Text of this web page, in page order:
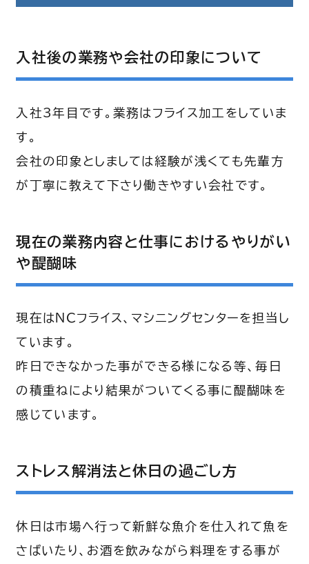
入社後の業務や会社の印象について
入社3年目です。業務はフライス加工をしていま
す。
会社の印象としましては経験が浅くても先輩方
が丁寧に教えて下さり働きやすい会社です。
現在の業務内容と仕事におけるやりがい
や醍醐味
現在はＮＣフライス、マシニングセンターを担当し
ています。
昨日できなかった事ができる様になる等、毎日
の積重ねにより結果がついてくる事に醍醐味を
感じています。
ストレス解消法と休日の過ごし方
休日は市場へ行って新鮮な魚介を仕入れて魚を
さばいたり、お酒を飲みながら料理をする事が